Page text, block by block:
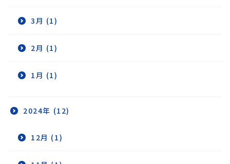
3月 (1)
2月 (1)
1月 (1)
2024年 (12)
12月 (1)